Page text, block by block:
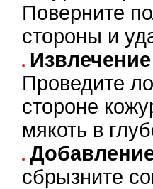
Поверните
стороны и
Проведите
стороне
мякоть в
сбрызните